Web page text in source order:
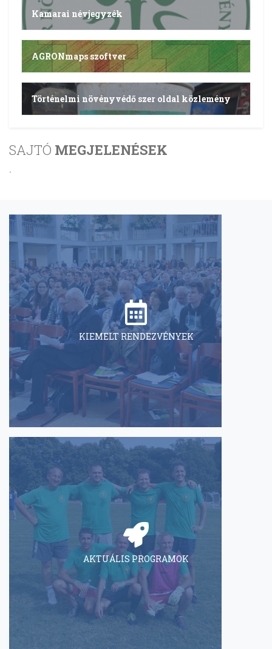
Kamarai névjegyzék
AGRONmaps szoftver
Történelmi növényvédő szer oldal közlemény
SAJTÓ MEGJELENÉSEK
.
KIEMELT RENDEZVÉNYEK
AKTUÁLIS PROGRAMOK